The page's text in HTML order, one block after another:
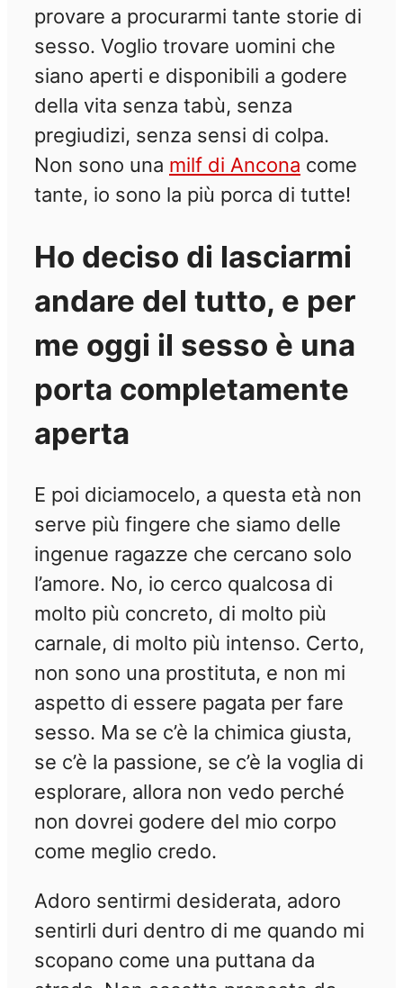
provare a procurarmi tante storie di
sesso. Voglio trovare uomini che
siano aperti e disponibili a godere
della vita senza tabù, senza
pregiudizi, senza sensi di colpa.
Non sono una milf di Ancona come
tante, io sono la più porca di tutte!
Ho deciso di lasciarmi
andare del tutto, e per
me oggi il sesso è una
porta completamente
aperta
E poi diciamocelo, a questa età non
serve più fingere che siamo delle
ingenue ragazze che cercano solo
l’amore. No, io cerco qualcosa di
molto più concreto, di molto più
carnale, di molto più intenso. Certo,
non sono una prostituta, e non mi
aspetto di essere pagata per fare
sesso. Ma se c’è la chimica giusta,
se c’è la passione, se c’è la voglia di
esplorare, allora non vedo perché
non dovrei godere del mio corpo
come meglio credo.
Adoro sentirmi desiderata, adoro
sentirli duri dentro di me quando mi
scopano come una puttana da